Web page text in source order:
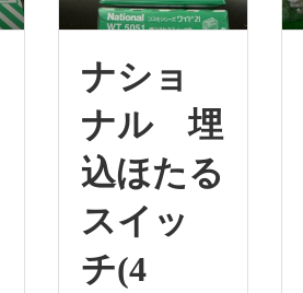
ナショ
ナル 埋
込ほたる
スイッ
チ(4